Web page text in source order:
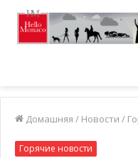
Домашняя / Новости /
Горячие новости